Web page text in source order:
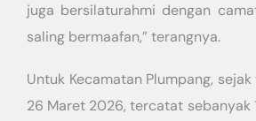
juga bersilaturahmi dengan
saling bermaafan,” terangnya.
Untuk Kecamatan Plumpang,
26 Maret 2026, tercatat sebanyak